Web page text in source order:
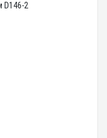
D146-2